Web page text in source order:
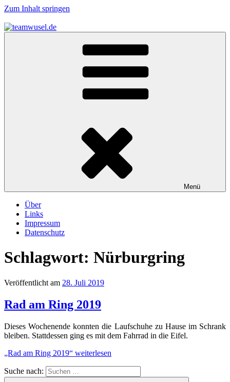
Zum Inhalt springen
Menü
Über
Links
Impressum
Datenschutz
Schlagwort: Nürburgring
Veröffentlicht am 28. Juli 2019
Rad am Ring 2019
Dieses Wochenende konnten die Laufschuhe zu Hause im Schrank
bleiben. Stattdessen ging es mit dem Fahrrad in die Eifel.
„Rad am Ring 2019“ weiterlesen
Suche nach: